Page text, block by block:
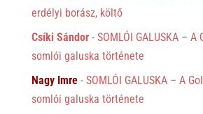
erdélyi borász, költő
Csíki Sándor- SOMLÓI GALUSKA – A
somlói galuska története
Nagy Imre- SOMLÓI GALUSKA – A
somlói galuska története